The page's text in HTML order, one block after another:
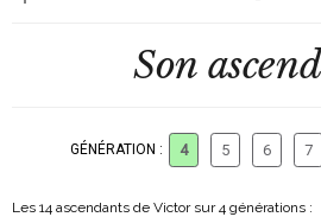
Son
GÉNÉRATION : 4 5 6 7
Les 14 ascendants de Victor sur 4 générations :